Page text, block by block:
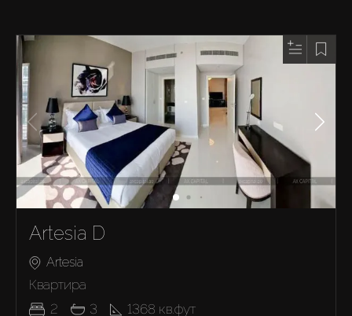
Artesia D
Artesia
Квартира
2
3 1368 кв.фут